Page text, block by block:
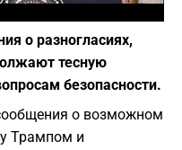
Фото: Википедия
о разногласиях,
тесную
безопасности.
о возможном
Трампом и